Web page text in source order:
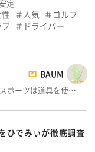
定
人気
ゴルフ
ドライバー
BAUM
ポーツは道具を使…
ひでみぃが徹底調査